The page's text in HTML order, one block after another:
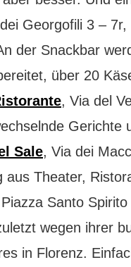
Georgofili 3 – 7r,
der Snackbar
über 20
, Via del
Gerichte
Sale, Via dei
aus Theater,
Santo
wegen ihrer
in Florenz.